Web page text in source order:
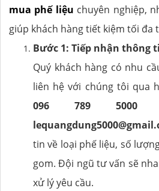
mua phế liệu chuyên nghiệp,
giúp khách hàng tiết kiệm tối đa
Bước 1: Tiếp nhận thông
Quý khách hàng có nhu
liên hệ với chúng tôi qua
096 789 5000
tin về loại phế liệu, số
gom. Đội ngũ tư vấn sẽ
xử lý yêu cầu.